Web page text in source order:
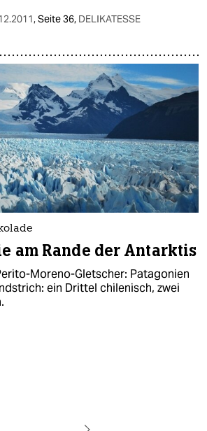
,Seite 36, DELIKATESSE
am Rande der Antarktis
Moreno-Gletscher: Patagonien
ein Drittel chilenisch, zwei